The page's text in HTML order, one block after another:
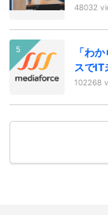
48032
「わ
スでIT
102268